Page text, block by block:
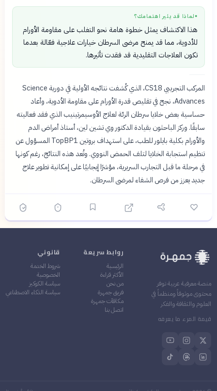
● لماذا قد يثير اهتمامك؟
هذا الاكتشاف يمثل خطوة هامة نحو التغلب على مقاومة الأورام
للأدوية، مما قد يمنح مرضى السرطان خيارات علاجية فعّالة بعدما
تكون العلاجات التقليدية قد فقدت تأثيرها.
المركب التجريبي CS18، الذي كُشفت نتائجه الأولية في دورية Science
Advances، نجح في تقليص قدرة الأورام على مقاومة الأدوية، وأعاد
حساسية بعض خلايا سرطان الرئة لعلاج الأوسيمرتينيب الذي فقد فعاليته
سابقًا. وركز الباحثون بقيادة الدكتور وي تشين لين، أستاذ أمراض الدم
والأورام بكلية بايلور للطب، على استهداف بروتين TopBP1 المسؤول عن
تنظيم استجابة الخلايا لتلف الحمض النووي. وتُعد هذه النتائج، رغم كونها
في مرحلة ما قبل التجارب السريرية، مؤشرًا إيجابيًا على إمكانية تطوير علاج
جديد يعزز من فرص الشفاء لمرضى السرطان.
منصة معرفية عربية توفر
محتوى موثوقاً ومنظماً في
العلوم والثقافة والفكر
قيمة المرء ما يعرفه
روابط سريعة
الرئيسية
الأكثر قراءة
من نحن
فريق جمهرة
مكافآت جمهرة
اتصل بنا
قانوني
شروط الخدمة
الخصوصية
سياسة الكوكيز
سياسة الذكاء الاصطناعي